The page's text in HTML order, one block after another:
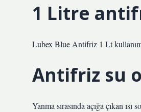
1 Litre
Lubex Blue Antifriz 1 Lt
Antifriz su
Yanma sırasında açığa çıkan